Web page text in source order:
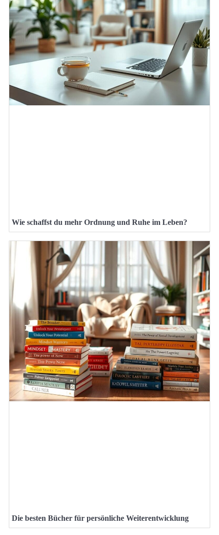
Wie schaffst du mehr Ordnung und Ruhe im Leben?
Die besten Bücher für persönliche Weiterentwicklung